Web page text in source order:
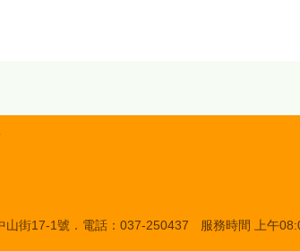
山街17-1號．電話：037-250437 服務時間 上午